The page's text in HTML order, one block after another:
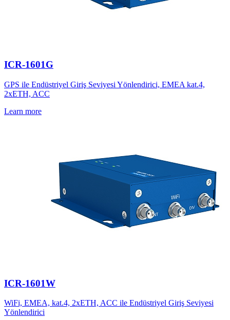
ICR-1601G
GPS ile Endüstriyel Giriş Seviyesi Yönlendirici, EMEA kat.4,
2xETH, ACC
Learn more
ICR-1601W
WiFi, EMEA, kat.4, 2xETH, ACC ile Endüstriyel Giriş Seviyesi
Yönlendirici